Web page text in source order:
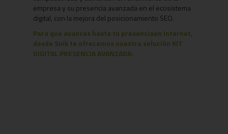
empresa y su presencia avanzada en el ecosistema
digital, con la mejora del posicionamiento SEO.
Para que avances hasta tu presenciaen Internet,
desde Snik te ofrecemos nuestra solución KIT
DIGITAL PRESENCIA AVANZADA: